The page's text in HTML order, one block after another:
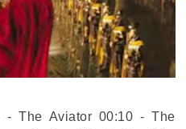
- The Aviator 00:10 - The